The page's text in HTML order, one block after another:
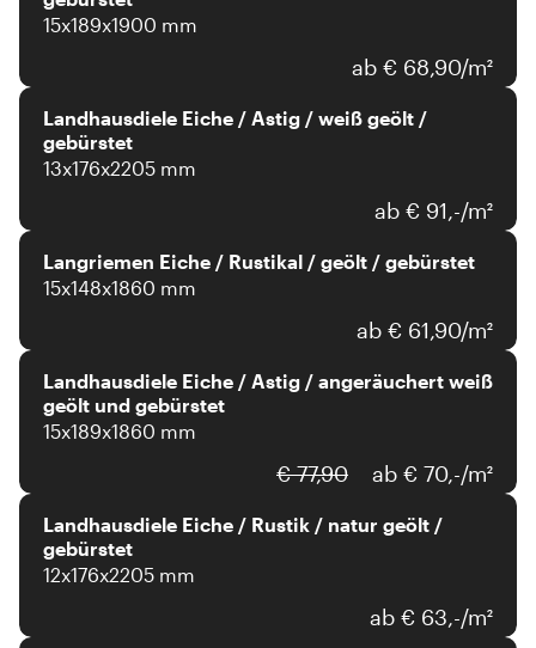
15x189x1900 mm
ab € 68,90/m²
Landhausdiele Eiche / Astig / weiß geölt /
gebürstet
13x176x2205 mm
ab € 91,-/m²
Langriemen Eiche / Rustikal / geölt / gebürstet
15x148x1860 mm
ab € 61,90/m²
Landhausdiele Eiche / Astig / angeräuchert weiß
geölt und gebürstet
15x189x1860 mm
€ 77,90 ab € 70,-/m²
Landhausdiele Eiche / Rustik / natur geölt /
gebürstet
12x176x2205 mm
ab € 63,-/m²